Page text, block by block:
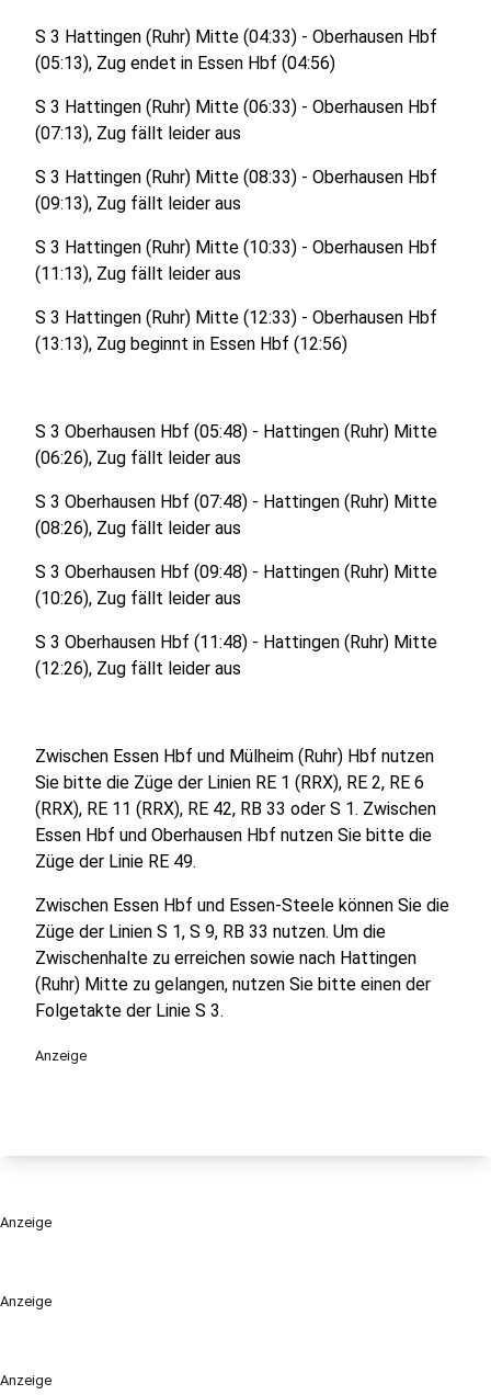
Anzeige
Anzeige
S 3 Hattingen (Ruhr) Mitte (04:33) - Oberhausen Hbf
(05:13), Zug endet in Essen Hbf (04:56)
S 3 Hattingen (Ruhr) Mitte (06:33) - Oberhausen Hbf
(07:13), Zug fällt leider aus
S 3 Hattingen (Ruhr) Mitte (08:33) - Oberhausen Hbf
(09:13), Zug fällt leider aus
S 3 Hattingen (Ruhr) Mitte (10:33) - Oberhausen Hbf
(11:13), Zug fällt leider aus
S 3 Hattingen (Ruhr) Mitte (12:33) - Oberhausen Hbf
(13:13), Zug beginnt in Essen Hbf (12:56)
S 3 Oberhausen Hbf (05:48) - Hattingen (Ruhr) Mitte
(06:26), Zug fällt leider aus
S 3 Oberhausen Hbf (07:48) - Hattingen (Ruhr) Mitte
(08:26), Zug fällt leider aus
S 3 Oberhausen Hbf (09:48) - Hattingen (Ruhr) Mitte
(10:26), Zug fällt leider aus
S 3 Oberhausen Hbf (11:48) - Hattingen (Ruhr) Mitte
(12:26), Zug fällt leider aus
Zwischen Essen Hbf und Mülheim (Ruhr) Hbf nutzen
Sie bitte die Züge der Linien RE 1 (RRX), RE 2, RE 6
(RRX), RE 11 (RRX), RE 42, RB 33 oder S 1. Zwischen
Essen Hbf und Oberhausen Hbf nutzen Sie bitte die
Züge der Linie RE 49.
Zwischen Essen Hbf und Essen-Steele können Sie die
Züge der Linien S 1, S 9, RB 33 nutzen. Um die
Zwischenhalte zu erreichen sowie nach Hattingen
(Ruhr) Mitte zu gelangen, nutzen Sie bitte einen der
Folgetakte der Linie S 3.
Anzeige
Anzeige